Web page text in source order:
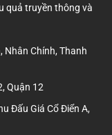
quả truyền thông và
Nhân Chính, Thanh
Quận 12
Đấu Giá Cổ Điển A,